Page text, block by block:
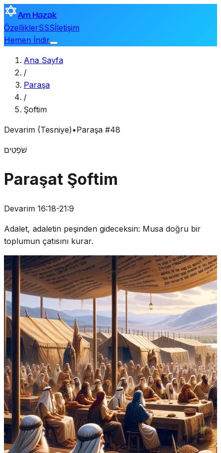
Am Hazak
ÖzelliklerSSSİletişim
Hemen İndir
Ana Sayfa
/
Paraşa
/
Şoftim
Devarim (Tesniye)•Paraşa #48
שֹׁפְטִים
Paraşat Şoftim
Devarim 16:18-21:9
Adalet, adaletin peşinden gideceksin: Musa doğru bir
toplumun çatısını kurar.